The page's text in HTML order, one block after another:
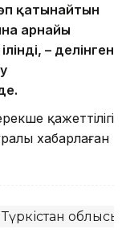
қатынайтын
арнайы
– делінген
қажеттілігі
хабарлаған
Түркістан облысы